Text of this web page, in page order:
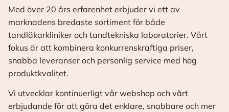
Med över 20 års erfarenhet erbjuder vi ett av
marknadens bredaste sortiment för både
tandläkarkliniker och tandtekniska laboratorier. Vårt
fokus är att kombinera konkurrenskraftiga priser,
snabba leveranser och personlig service med hög
produktkvalitet.
Vi utvecklar kontinuerligt vår webshop och vårt
erbjudande för att göra det enklare, snabbare och mer